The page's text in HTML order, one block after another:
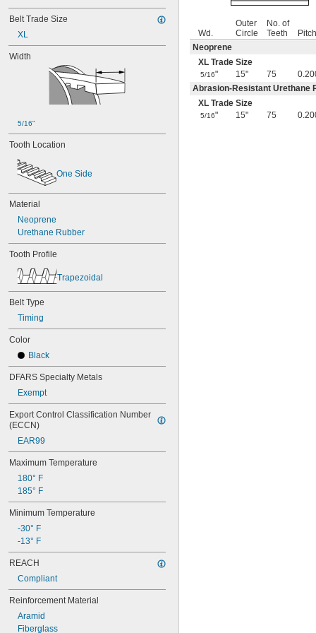
56MXL012
56MXL025
60MXL012
60MXL025
60XL025
60XL031
64MXL025
68MXL012
68MXL025
70MXL012
70XL025
70XL031
70XL037
72MXL012
72MXL025
76MXL012
76MXL025
76XL031
76XL037
80MXL012
80MXL025
80XL031
80XL037
82MXL025
84MXL012
84MXL025
86L050
86L075
86L100
88MXL012
88MXL025
90MXL012
90MXL025
90XL025
90XL031
90XL037
90XL050
91MXL012
91MXL025
96MXL012
96MXL025
96XL025
96XL031
96XL037
100MXL012
Belt Trade Size
XL
Width
5/16"
Tooth Location
One Side
Material
Neoprene
Urethane Rubber
Tooth Profile
Trapezoidal
Belt Type
Timing
Color
Black
DFARS Specialty Metals
Exempt
Export Control Classification Number
(ECCN)
EAR99
Maximum Temperature
180° F
185° F
Minimum Temperature
-30° F
-13° F
REACH
Compliant
Reinforcement Material
Aramid
Fiberglass
Wd.
Outer
Circle
No. of
Teeth
Pitch
Neoprene
XL Trade Size
5/16" 15" 75
Abrasion-Resistant Urethane
XL Trade Size
5/16" 15" 75